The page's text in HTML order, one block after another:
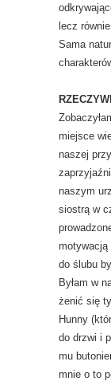
lecz
Sama
miejsce
naszej
naszym
siostrą w
motywacją
do ślubu
Byłam w
żenić się
Hunny
do drzwi i
mu
mnie o to